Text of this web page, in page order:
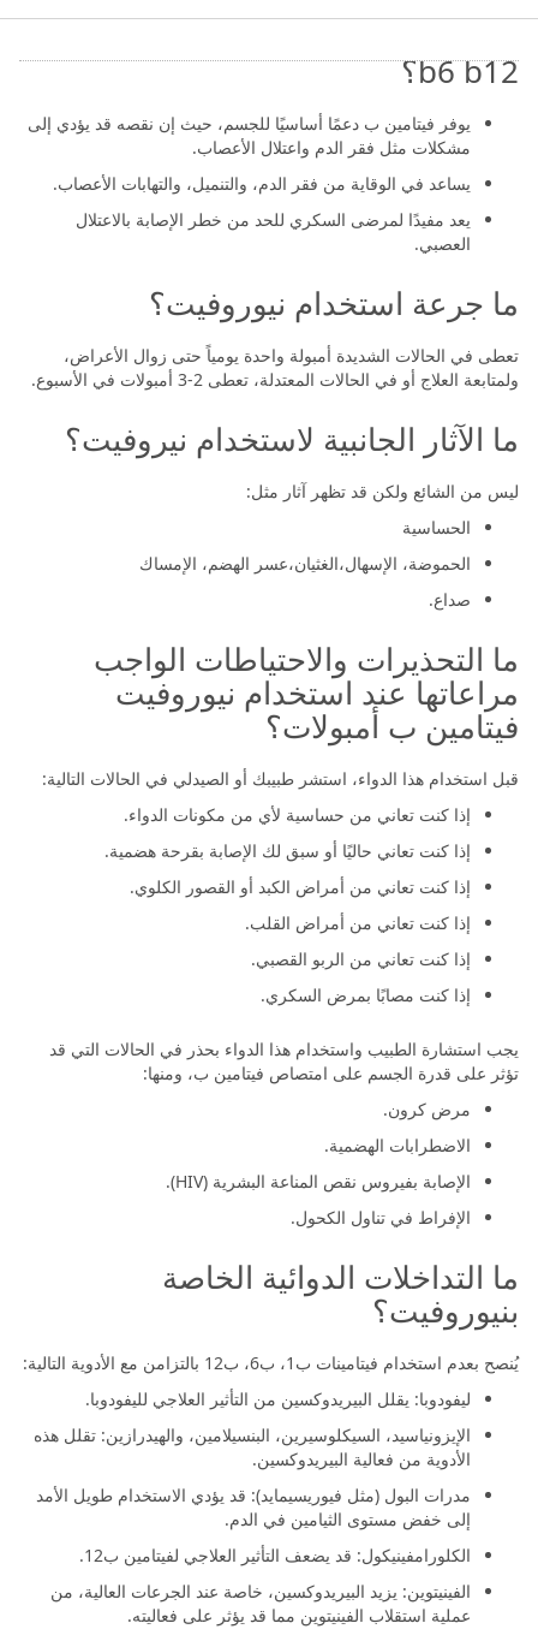
b6 b12؟
يوفر فيتامين ب دعمًا أساسيًا للجسم، حيث إن نقصه قد يؤدي إلى
مشكلات مثل فقر الدم واعتلال الأعصاب.
يساعد في الوقاية من فقر الدم، والتنميل، والتهابات الأعصاب.
يعد مفيدًا لمرضى السكري للحد من خطر الإصابة بالاعتلال
العصبي.
ما جرعة استخدام نيوروفيت؟
تعطى في الحالات الشديدة أمبولة واحدة يومياً حتى زوال الأعراض،
ولمتابعة العلاج أو في الحالات المعتدلة، تعطى 2-3 أمبولات في الأسبوع.
ما الآثار الجانبية لاستخدام نيروفيت؟
ليس من الشائع ولكن قد تظهر آثار مثل:
الحساسية
الحموضة، الإسهال،الغثيان،عسر الهضم، الإمساك
صداع.
ما التحذيرات والاحتياطات الواجب
مراعاتها عند استخدام نيوروفيت
فيتامين ب أمبولات؟
قبل استخدام هذا الدواء، استشر طبيبك أو الصيدلي في الحالات التالية:
إذا كنت تعاني من حساسية لأي من مكونات الدواء.
إذا كنت تعاني حاليًا أو سبق لك الإصابة بقرحة هضمية.
إذا كنت تعاني من أمراض الكبد أو القصور الكلوي.
إذا كنت تعاني من أمراض القلب.
إذا كنت تعاني من الربو القصبي.
إذا كنت مصابًا بمرض السكري.
يجب استشارة الطبيب واستخدام هذا الدواء بحذر في الحالات التي قد
تؤثر على قدرة الجسم على امتصاص فيتامين ب، ومنها:
مرض كرون.
الاضطرابات الهضمية.
الإصابة بفيروس نقص المناعة البشرية (HIV).
الإفراط في تناول الكحول.
ما التداخلات الدوائية الخاصة
بنيوروفيت؟
يُنصح بعدم استخدام فيتامينات ب1، ب6، ب12 بالتزامن مع الأدوية التالية:
ليفودوبا: يقلل البيريدوكسين من التأثير العلاجي لليفودوبا.
الإيزونياسيد، السيكلوسيرين، البنسيلامين، والهيدرازين: تقلل هذه
الأدوية من فعالية البيريدوكسين.
مدرات البول (مثل فيوريسيمايد): قد يؤدي الاستخدام طويل الأمد
إلى خفض مستوى الثيامين في الدم.
الكلورامفينيكول: قد يضعف التأثير العلاجي لفيتامين ب12.
الفينيتوين: يزيد البيريدوكسين، خاصة عند الجرعات العالية، من
عملية استقلاب الفينيتوين مما قد يؤثر على فعاليته.